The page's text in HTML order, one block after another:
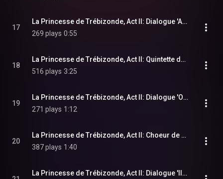
17
La Princesse de Trébizonde, Act II: Dialogue 'Ah Dame On rit pas souvent ici' (Regina, Paola, Cabriolo, Zanetta)
269 plays 0:55
18
La Princesse de Trébizonde, Act II: Quintette des assiettes 'Oh ! Oui c'etait le bon temps' (Cabriolo, Tremolini, Zanetta, Regina, Paola)
516 plays 3:25
19
La Princesse de Trébizonde, Act II: Dialogue 'Oh J'avais besoin de ca' (Cabriolo, Regina, Paola, Tremolini, Raphael, Zanetta, Sparadrap, Casimir)
271 plays 1:12
20
La Princesse de Trébizonde, Act II: Choeur de chasse 'Voila un tas de chasseurs' (Cabriolo, Chorus, Paola, Zanetta, Regina, Tremolini)
387 plays 1:40
La Princesse de Trébizonde, Act II: Dialogue 'Ils s'eloignent' (Raphael)